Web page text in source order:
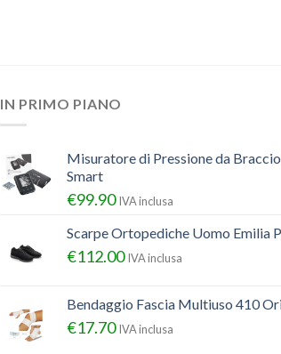
IN PRIMO PIANO
Misuratore di Pressione da
Smart
€99.90 IVA inclusa
Scarpe Ortopediche Uomo Emilia
€112.00 IVA inclusa
Bendaggio Fascia Multiuso 410
€17.70 IVA inclusa